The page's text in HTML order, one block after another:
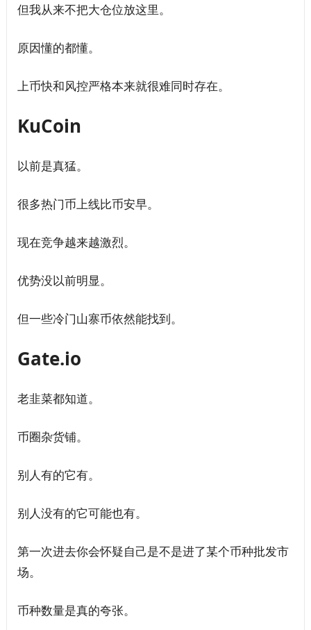
但我从来不把大仓位放这里。
原因懂的都懂。
上币快和风控严格本来就很难同时存在。
KuCoin
以前是真猛。
很多热门币上线比币安早。
现在竞争越来越激烈。
优势没以前明显。
但一些冷门山寨币依然能找到。
Gate.io
老韭菜都知道。
币圈杂货铺。
别人有的它有。
别人没有的它可能也有。
第一次进去你会怀疑自己是不是进了某个币种批发市
场。
币种数量是真的夸张。